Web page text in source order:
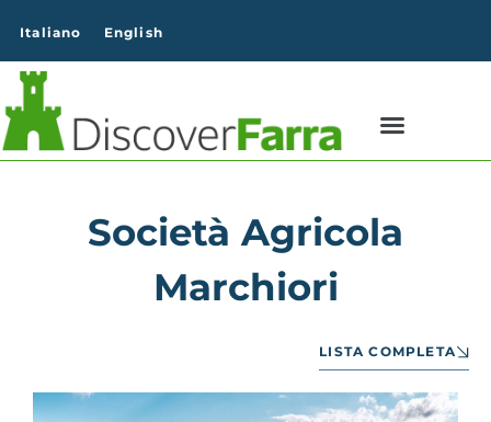
Italiano
English
Società Agricola
Marchiori
LISTA COMPLETA